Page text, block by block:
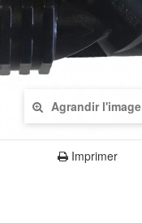
Agrandir l'image
Imprimer